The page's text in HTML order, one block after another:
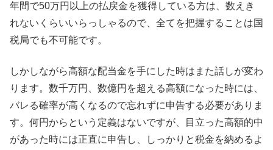
年間で50万円以上の払戻金を獲得している方は、数えき
れないくらいいらっしゃるので、全てを把握することは国
税局でも不可能です。
しかしながら高額な配当金を手にした時はまた話しが変わ
ります。数千万円、数億円を超える高額になった時には、
バレる確率が高くなるので忘れずに申告する必要がありま
す。何円からという定義はないですが、目立った高額的中
があった時には正直に申告し、しっかりと税金を納めるよ